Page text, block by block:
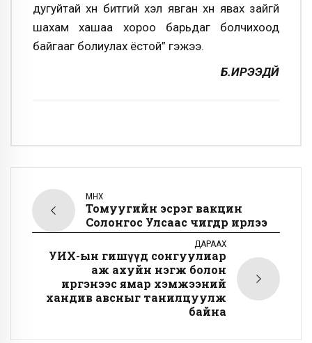
дугуйтай хүн битгий хэл явган хүн явах зайгүй
шахам хашаа хороо барьдаг болчихоод
байгааг болиулах ёстой” гэжээ.
Б.ИРЭЭДҮЙ
ӨМНӨХ
Томуугийн эсрэг вакцин
Солонгос Улсаас өчигдөр ирлээ
ДАРААХ
УИХ-ын гишүүд сонгуулиар
аж ахуйн нэгж болон
иргэнээс ямар хэмжээний
хандив авсныг танилцуулж
байна